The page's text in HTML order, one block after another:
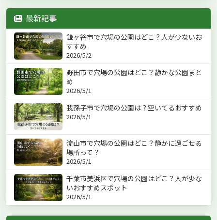
最新記事
鎌ヶ谷市で穴場の公園はどこ？人が少ないお
すすめ
2026/5/2
野田市で穴場の公園はどこ？静かな公園まと
め
2026/5/1
我孫子市で穴場の公園は？空いてるおすすめ
2026/5/1
流山市で穴場の公園はどこ？静かに過ごせる
場所って？
2026/5/1
千葉市美浜区で穴場の公園はどこ？人が少な
いおすすめスポット
2026/5/1